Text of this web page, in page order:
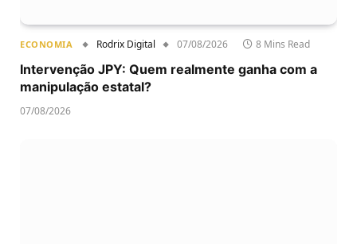
ECONOMIA Rodrix Digital 07/08/2026 8 Mins Read
Intervenção JPY: Quem realmente ganha com a
manipulação estatal?
07/08/2026